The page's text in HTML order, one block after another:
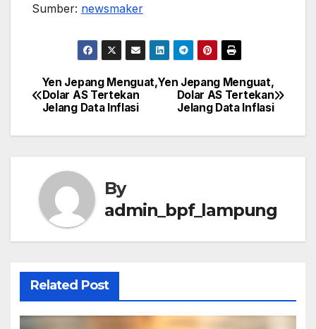
Sumber: newsmaker
Post
navigation
Yen Jepang Menguat,
Dolar AS Tertekan
Jelang Data Inflasi
Yen Jepang Menguat,
Dolar AS Tertekan
Jelang Data Inflasi
By
admin_bpf_lampung
Related Post